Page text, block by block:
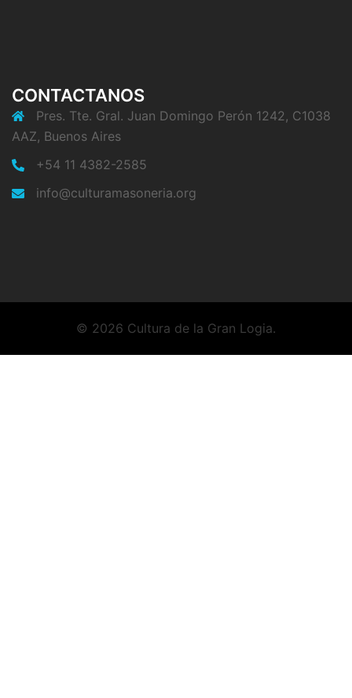
CONTACTANOS
Pres. Tte. Gral. Juan Domingo Perón 1242, C1038
AAZ, Buenos Aires
+54 11 4382-2585
info@culturamasoneria.org
© 2026 Cultura de la Gran Logia.